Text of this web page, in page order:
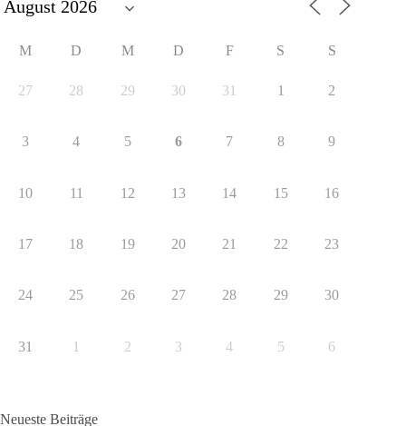
M D M D F S S
27 28 29 30 31 1 2
3 4 5 6 7 8 9
10 11 12 13 14 15 16
17 18 19 20 21 22 23
24 25 26 27 28 29 30
31 1 2 3 4 5 6
Neueste Beiträge